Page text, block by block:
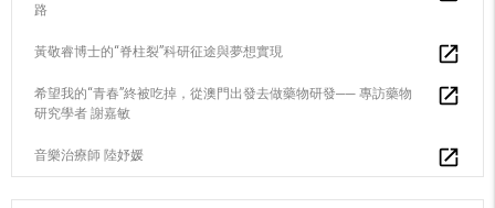
路
黃敬睿博士的“脊柱裂”科研征途與夢想實現
希望我的“青春”終被吃掉，從澳門出發去做藥物研發── 專訪藥物
研究學者 謝嘉敏
音樂治療師 陸妤媛